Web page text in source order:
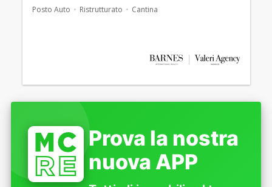
Posto Auto Ristrutturato Cantina
Prova la nostra
nuova APP